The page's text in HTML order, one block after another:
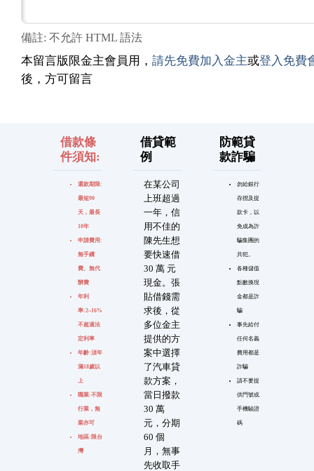
備註: 不允許 HTML 語法
本留言版限金主會員用， 請先免費加入金主或登入免費
後，方可留言
借款條
件須知:
還款期限:
最短90
天，最長
10年
申請費用:
無手續
費、無代
辦費
年利
率:2~16%
不超過法
定利率
年齡:須年
滿18歲以
上
職業:不限
行業，無
業亦可
地區:限台
灣
借貸範
例
在某公司
上班超過
一年，信
用不佳的
陳先生想
要快速借
30 萬 元
現金。張
貼借錢需
求後，從
多位金主
提供的方
案中選擇
了汽車貸
款方案，
當日撥款
30 萬
元，分期
60 個
月，無事
先收取手
防範貸
款詐騙
勿給銀行
存摺及提
款卡，以
免成為詐
騙集團的
共犯。
各種儲值
點數換現
金都是詐
騙
事先給付
任何名義
費用都是
詐騙
請不要提
供門號或
手機驗證
碼